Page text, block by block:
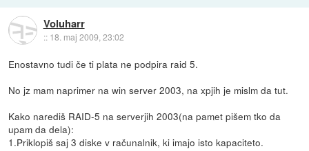
Voluharr
:: 18. maj 2009, 23:02
Enostavno tudi če ti plata ne podpira raid 5.
No jz mam naprimer na win server 2003, na xpjih je mislm da tut.
Kako narediš RAID-5 na serverjih 2003(na pamet pišem tko da
upam da dela):
1.Priklopiš saj 3 diske v računalnik, ki imajo isto kapaciteto.